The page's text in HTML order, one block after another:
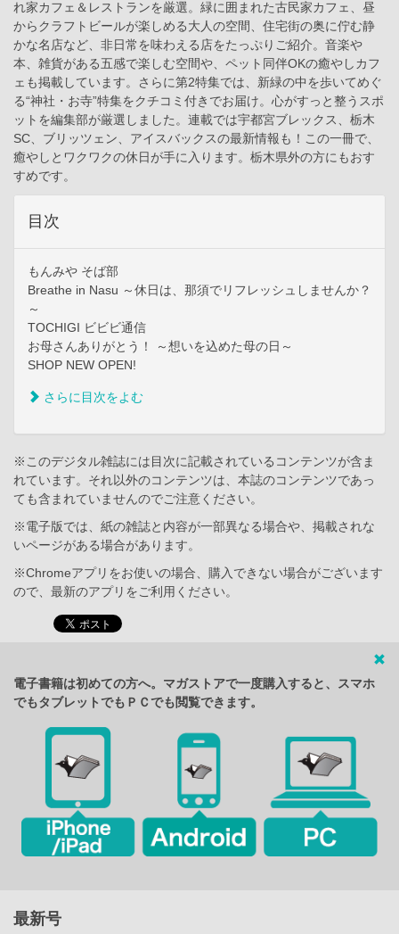
れ家カフェ＆レストランを厳選。緑に囲まれた古民家カフェ、昼
からクラフトビールが楽しめる大人の空間、住宅街の奥に佇む静
かな名店など、非日常を味わえる店をたっぷりご紹介。音楽や
本、雑貨がある五感で楽しむ空間や、ペット同伴OKの癒やしカフ
ェも掲載しています。さらに第2特集では、新緑の中を歩いてめぐ
る“神社・お寺”特集をクチコミ付きでお届け。心がすっと整うスポ
ットを編集部が厳選しました。連載では宇都宮ブレックス、栃木
SC、ブリッツェン、アイスバックスの最新情報も！この一冊で、
癒やしとワクワクの休日が手に入ります。栃木県外の方にもおす
すめです。
目次
もんみや そば部
Breathe in Nasu ～休日は、那須でリフレッシュしませんか？
～
TOCHIGI ビビビ通信
お母さんありがとう！ ～想いを込めた母の日～
SHOP NEW OPEN!
さらに目次をよむ
※このデジタル雑誌には目次に記載されているコンテンツが含ま
れています。それ以外のコンテンツは、本誌のコンテンツであっ
ても含まれていませんのでご注意ください。
※電子版では、紙の雑誌と内容が一部異なる場合や、掲載されな
いページがある場合があります。
※Chromeアプリをお使いの場合、購入できない場合がございます
ので、最新のアプリをご利用ください。
電子書籍は初めての方へ。マガストアで一度購入すると、スマホ
でもタブレットでもＰＣでも閲覧できます。
最新号